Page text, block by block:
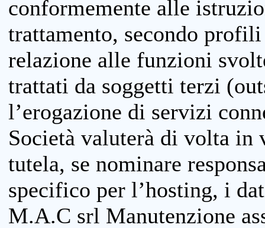
conformemente alle
trattamento, secondo
relazione alle funzioni
trattati da soggetti terzi
l’erogazione di servizi
Società valuterà di volta in
tutela, se nominare
specifico per l’hosting, i
M.A.C srl Manutenzione